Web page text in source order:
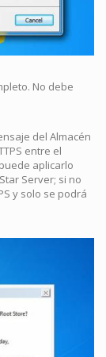
No debe
del Almacén
entre el
aplicarlo
Server; si no
y solo se podrá